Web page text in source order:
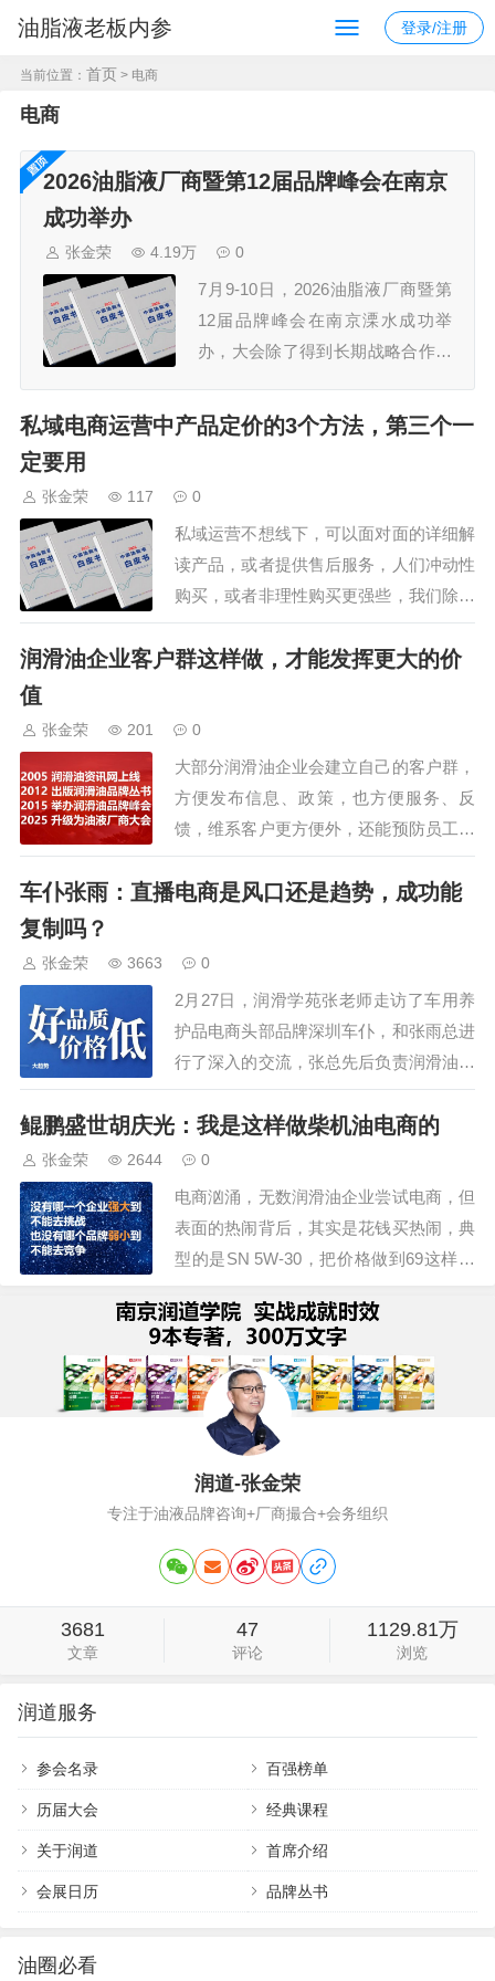
油脂液老板内参 登录/注册
当前位置： 首页 > 电商
电商
2026油脂液厂商暨第12届品牌峰会在南京
成功举办
张金荣 4.19万 0
7月9-10日，2026油脂液厂商暨第
12届品牌峰会在南京溧水成功举
办，大会除了得到长期战略合作伙
司、江苏汤姆智能装备有限公司的
会还安排了参观车油尿素液领导品
牌，占地195亩的可兰素工厂，特
种润滑脂企业，占…
私域电商运营中产品定价的3个方法，第三个一
定要用
张金荣 117 0
私域运营不想线下，可以面对面的详细解
读产品，或者提供售后服务，人们冲动性
购买，或者非理性购买更强些，我们除了
要建立信任外，还要充分利用人的心理来
制定价格，才能获得订单、复购和推荐。
值。尾数效应…
润滑油企业客户群这样做，才能发挥更大的价
值
张金荣 201 0
大部分润滑油企业会建立自己的客户群，
方便发布信息、政策，也方便服务、反
馈，维系客户更方便外，还能预防员工离
职，有的企业甚至建立企业微信群，管理
更细致，比如能禁止群员相互添加好友，
我们润道的实操…
车仆张雨：直播电商是风口还是趋势，成功能
复制吗？
张金荣 3663 0
2月27日，润滑学苑张老师走访了车用养
护品电商头部品牌深圳车仆，和张雨总进
行了深入的交流，张总先后负责润滑油、
养护品的传统渠道业务，2019年负责养护
品的电销工作，从0起步，短短几年实现
了年流水13亿的辉煌业绩，卓越的市场表
现，吸引了多家油液品牌的运营托管。张
总认为，直播带货成功的关键是选准赛
道，像…
鲲鹏盛世胡庆光：我是这样做柴机油电商的
张金荣 2644 0
电商汹涌，无数润滑油企业尝试电商，但
表面的热闹背后，其实是花钱买热闹，典
型的是SN 5W-30，把价格做到69这样的
滑油电商该怎么做呢？润滑商情采访了北
京鲲鹏盛世新能源科技有限公司总经理胡
庆光。1、多方试错：润滑油电商就是一
个试错的过程，胡总说，欧贝尔润滑油也
是多…
润道-张金荣
专注于油液品牌咨询+厂商撮合+会务组织
3681
文章
47
评论
1129.81万
浏览
润道服务
参会名录 百强榜单
历届大会 经典课程
关于润道 首席介绍
会展日历 品牌丛书
油圈必看